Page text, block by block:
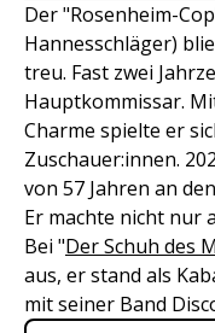
Der "Rosenheim-
Hannesschläger)
treu. Fast zwei
Hauptkommissar.
Charme spielte er
Zuschauer:innen.
von 57 Jahren an
Er machte nicht nur
Bei "Der Schuh des
aus, er stand als
mit seiner Band